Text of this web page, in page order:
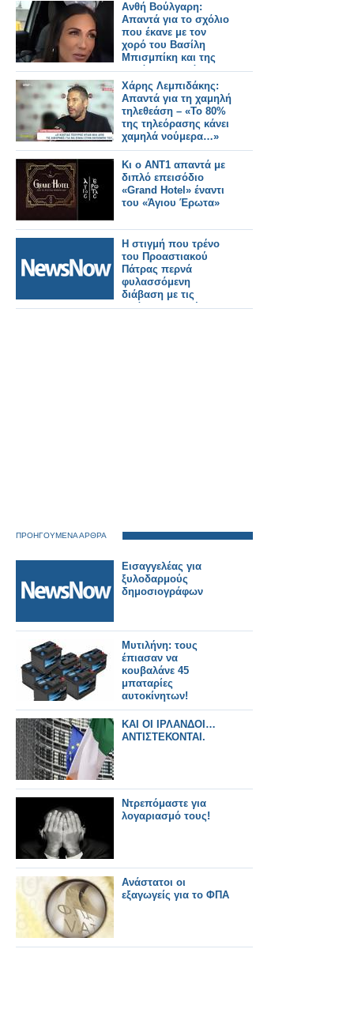
Ανθή Βούλγαρη:
Απαντά για το σχόλιο
που έκανε με τον
χορό του Βασίλη
Μπισμπίκη και της
Δανάης Παππά -
"Είμαι ζηλιάρα! Αν
μου συνέβαινε αυτό
θα..."
Χάρης Λεμπιδάκης:
Απαντά για τη χαμηλή
τηλεθεάση – «Το 80%
της τηλεόρασης κάνει
χαμηλά νούμερα…»
Κι ο ΑΝΤ1 απαντά με
διπλό επεισόδιο
«Grand Hotel» έναντι
του «Άγιου Έρωτα»
Η στιγμή που τρένο
του Προαστιακού
Πάτρας περνά
φυλασσόμενη
διάβαση με τις
μπάρες ανοιχτές- Τι
ΠΡΟΗΓΟΥΜΕΝΑ ΑΡΘΡΑ
Εισαγγελέας για
ξυλοδαρμούς
δημοσιογράφων
Μυτιλήνη: τους
έπιασαν να
κουβαλάνε 45
μπαταρίες
αυτοκίνητων!
ΚΑΙ ΟΙ ΙΡΛΑΝΔΟΙ…
ΑΝΤΙΣΤΕΚΟΝΤΑΙ.
Ντρεπόμαστε για
λογαριασμό τους!
Ανάστατοι οι
εξαγωγείς για το ΦΠΑ